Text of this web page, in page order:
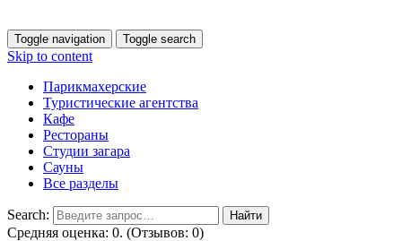
Toggle navigation Toggle search
Skip to content
Парикмахерские
Туристические агентства
Кафе
Рестораны
Студии загара
Сауны
Все разделы
Search:
Средняя оценка: 0. (Отзывов: 0)